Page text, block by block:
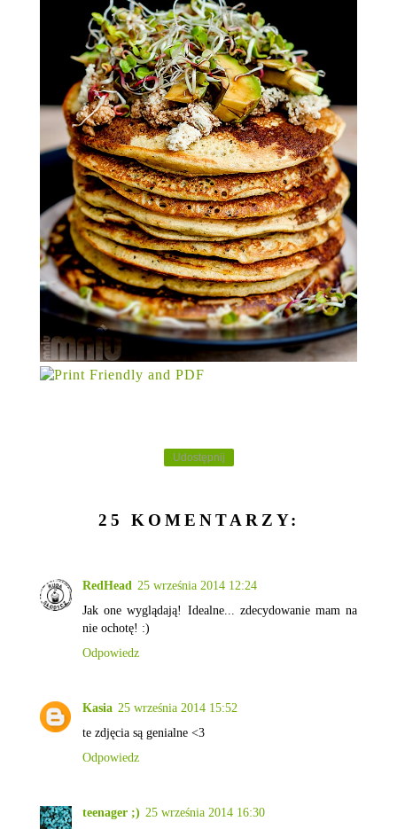
Udostępnij
25 KOMENTARZY:
RedHead 25 września 2014 12:24
Jak one wyglądają! Idealne... zdecydowanie mam na
nie ochotę! :)
Odpowiedz
Kasia 25 września 2014 15:52
te zdjęcia są genialne <3
Odpowiedz
teenager ;) 25 września 2014 16:30